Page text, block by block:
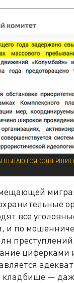
все
по
циферками
кладбище —